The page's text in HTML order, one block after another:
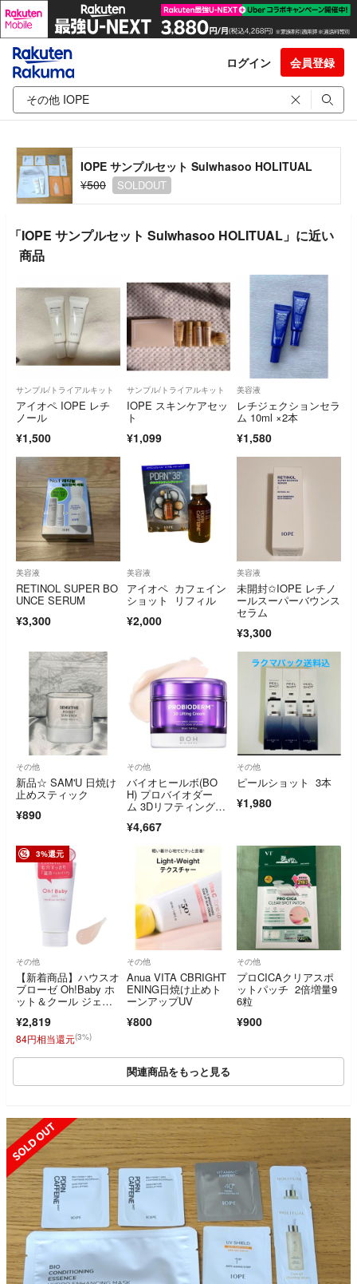
ログイン 会員登録
IOPE サンプルセット Sulwhasoo HOLITUAL
¥500
SOLDOUT
「IOPE サンプルセット Sulwhasoo HOLITUAL」に近い
商品
サンプル/トライアルキット
アイオペ IOPE レチ
ノール
¥1,500
サンプル/トライアルキット
IOPE スキンケアセッ
ト
¥1,099
美容液
レチジェクションセラ
ム 10ml ×2本
¥1,580
美容液
RETINOL SUPER BO
UNCE SERUM
¥3,300
美容液
アイオペ カフェイン
ショット リフィル
¥2,000
美容液
未開封✩IOPE レチノ
ールスーパーバウンス
セラム
¥3,300
その他
新品☆ SAM'U 日焼け
止めスティック
¥890
その他
バイオヒールボ(BO
H) プロバイオダー
ム 3Dリフティングク
¥4,667
その他
ピールショット 3本
¥1,980
3%還元
その他
【新着商品】ハウスオ
ブローゼ Oh!Baby ホ
ット＆クール ジェル
¥2,819
84円相当還元(3%)
その他
Anua VITA CBRIGHT
ENING日焼け止めト
ーンアップUV
¥800
その他
プロCICAクリアスポ
ットパッチ 2倍増量9
6粒
¥900
関連商品をもっと見る
SOLD OUT